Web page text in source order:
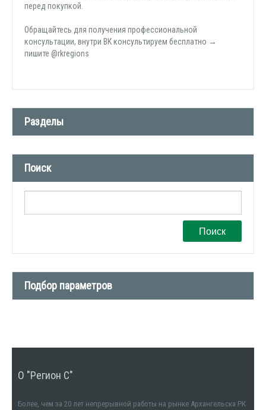
перед покупкой.
Обращайтесь для получения профессиональной
консультации, внутри ВК консультируем бесплатно →
пишите @rkregions
Разделы
Новости компании (509)
СМИ о нас (1)
Поиск
Поиск
Подбор параметров
Количество комнат
О "Регион С"
Более, чем за 20 лет непрерывной работы на рынке Архангельска РК